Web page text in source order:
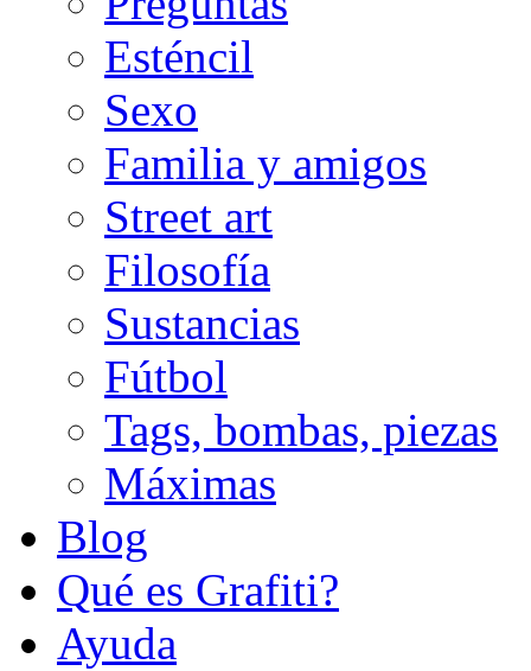
Esténcil
Sexo
Familia y amigos
Street art
Filosofía
Sustancias
Fútbol
Tags, bombas, piezas
Máximas
Blog
Qué es Grafiti?
Ayuda